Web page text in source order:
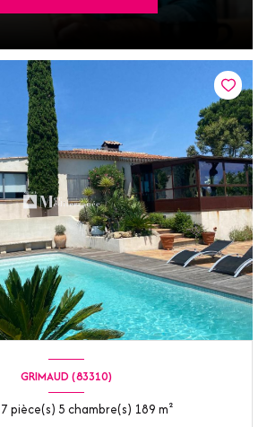
GRIMAUD (83310)
Maison 7 pièce(s) 5 chambre(s) 189 m²